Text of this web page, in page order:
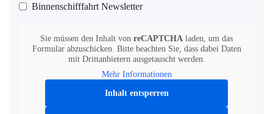
Binnenschifffahrt Newsletter
Sie müssen den Inhalt von reCAPTCHA laden, um das
Formular abzuschicken. Bitte beachten Sie, dass dabei Daten
mit Drittanbietern ausgetauscht werden.
Mehr Informationen
Inhalt entsperren